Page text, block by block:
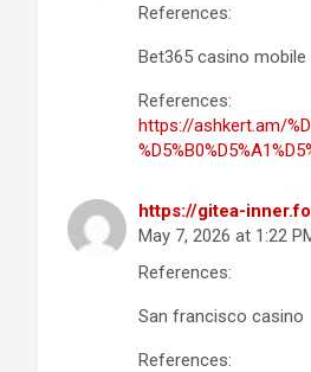
References:
Bet365 casino mobile
References:
https://ashkert.am/
https://gitea-
May 7, 2026 at 1:22
References:
San francisco casino
References: